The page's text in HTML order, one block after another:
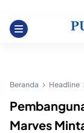
Beranda Headline
Marves